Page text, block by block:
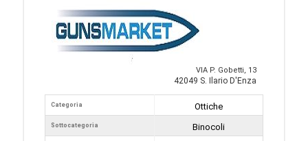
VIA P. Gobetti, 13
42049 S. Ilario D'Enza
Categoria
Sottocategoria
Ottiche
Binocoli